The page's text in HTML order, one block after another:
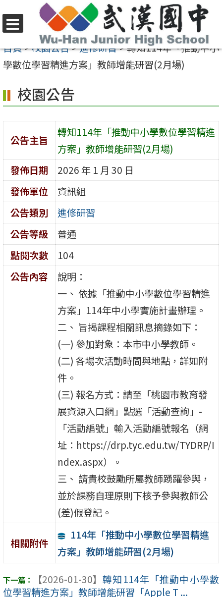
至
要
容
區
選
單
首頁>校園公告>進修研習>轉知114年「推動中小
學數位學習精進方案」教師增能研習(2月場)
校園公告
公告主旨
轉知114年「推動中小學數位學習精進
方案」教師增能研習(2月場)
發佈日期
2026 年 1 月 30 日
發佈單位
資訊組
公告類別
進修研習
公告等級
普通
點閱次數
104
公告內容
說明：
一、 依據「推動中小學數位學習精進
方案」114年中小學實施計畫辦理。
二、 旨揭課程相關訊息摘錄如下：
(一) 參加對象：本市中小學教師。
(二) 各場次活動時間與地點，詳如附
件。
(三) 報名方式：請至「桃園市教育發
展資源入口網」點選「活動查詢」-
「活動編號」輸入活動編號報名（網
址：https://drp.tyc.edu.tw/TYDRP/I
ndex.aspx）。
三、 請貴校鼓勵所屬教師踴躍參與，
並於課務自理原則下核予參與教師公
(差)假登記。
相關附件
114年「推動中小學數位學習精進
方案」教師增能研習(2月場)
【2026-01-30】 轉知114年「推動中小學數
位學習精進方案」教師增能研習「Apple T ...